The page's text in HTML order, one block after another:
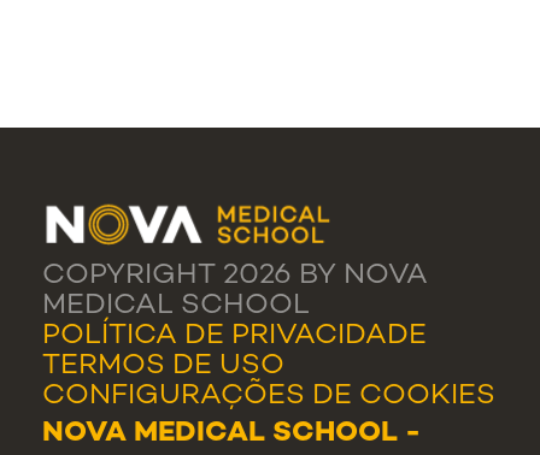
COPYRIGHT 2026 BY NOVA
MEDICAL SCHOOL
POLÍTICA DE PRIVACIDADE
TERMOS DE USO
CONFIGURAÇÕES DE COOKIES
NOVA MEDICAL SCHOOL -